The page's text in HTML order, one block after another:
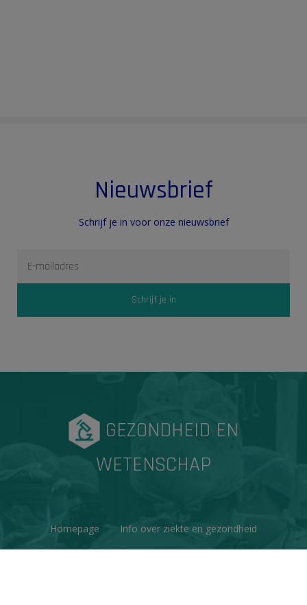
Nieuwsbrief
Schrijf je in voor onze nieuwsbrief
GEZONDHEID EN
WETENSCHAP
Homepage Info over ziekte en gezondheid